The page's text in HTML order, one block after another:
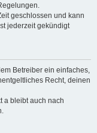
geschlossen und kann
jederzeit gekündigt
Betreiber ein einfaches,
Recht, deinen
a bleibt auch nach